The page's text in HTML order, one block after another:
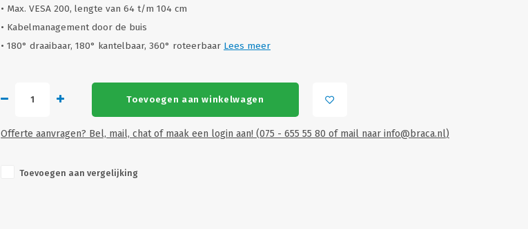
• Max. VESA 200, lengte van 64 t/m 104 cm
• Kabelmanagement door de buis
• 180° draaibaar, 180° kantelbaar, 360° roteerbaar Lees meer
Toevoegen aan winkelwagen
Offerte aanvragen? Bel, mail, chat of maak een login aan! (075 - 655 55 80 of mail naar info@braca.nl)
Toevoegen aan vergelijking